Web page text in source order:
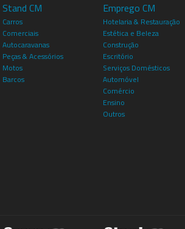
Stand CM
Carros
Comerciais
Autocaravanas
Peças & Acessórios
Motos
Barcos
Emprego CM
Hotelaria & Restauração
Estética e Beleza
Construção
Escritório
Serviços Domésticos
Automóvel
Comércio
Ensino
Outros